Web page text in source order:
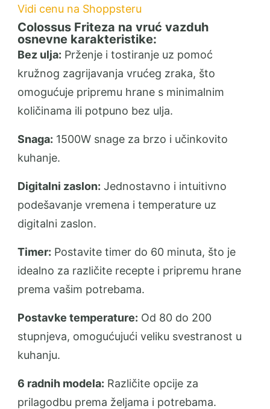
Vidi cenu na Shoppsteru
Colossus Friteza na vruć vazduh
osnevne karakteristike:
Bez ulja: Prženje i tostiranje uz pomoć
kružnog zagrijavanja vrućeg zraka, što
omogućuje pripremu hrane s minimalnim
količinama ili potpuno bez ulja.
Snaga: 1500W snage za brzo i učinkovito
kuhanje.
Digitalni zaslon: Jednostavno i intuitivno
podešavanje vremena i temperature uz
digitalni zaslon.
Timer: Postavite timer do 60 minuta, što je
idealno za različite recepte i pripremu hrane
prema vašim potrebama.
Postavke temperature: Od 80 do 200
stupnjeva, omogućujući veliku svestranost u
kuhanju.
6 radnih modela: Različite opcije za
prilagodbu prema željama i potrebama.